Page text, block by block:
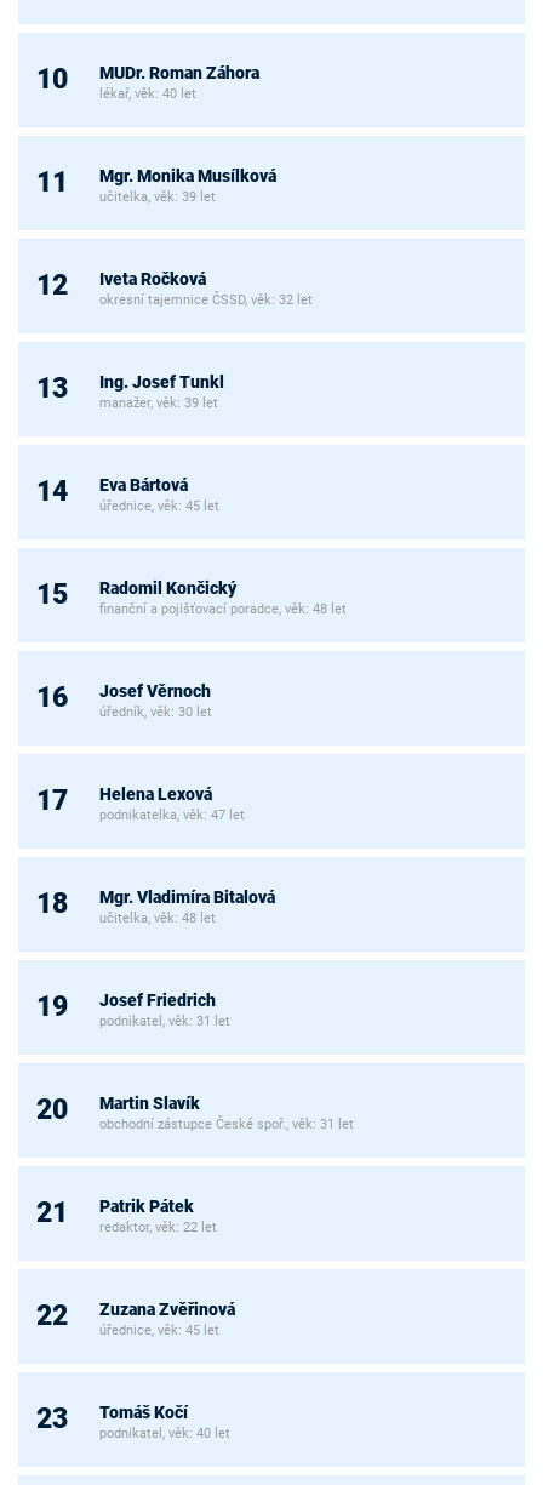
10 MUDr. Roman Záhora
lékař, věk: 40 let
11 Mgr. Monika Musílková
učitelka, věk: 39 let
12 Iveta Ročková
okresní tajemnice ČSSD, věk: 32 let
13 Ing. Josef Tunkl
manažer, věk: 39 let
14 Eva Bártová
úřednice, věk: 45 let
15 Radomil Končický
finanční a pojišťovací poradce, věk: 48 let
16 Josef Věrnoch
úředník, věk: 30 let
17 Helena Lexová
podnikatelka, věk: 47 let
18 Mgr. Vladimíra Bitalová
učitelka, věk: 48 let
19 Josef Friedrich
podnikatel, věk: 31 let
20 Martin Slavík
obchodní zástupce České spoř., věk: 31 let
21 Patrik Pátek
redaktor, věk: 22 let
22 Zuzana Zvěřinová
úřednice, věk: 45 let
23 Tomáš Kočí
podnikatel, věk: 40 let